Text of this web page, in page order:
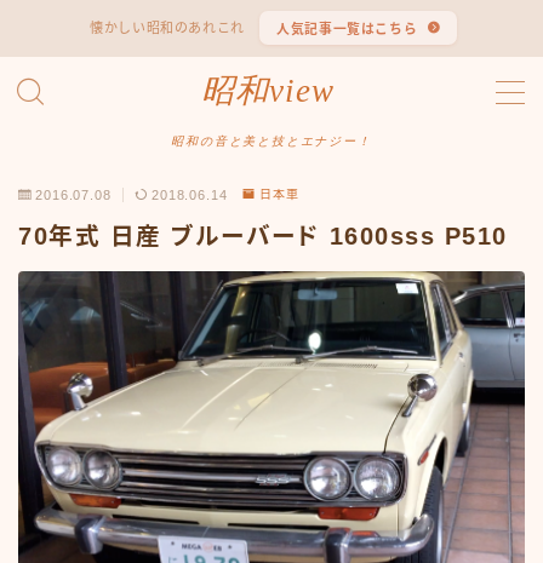
懐かしい昭和のあれこれ 人気記事一覧はこちら
昭和view
昭和の音と美と技とエナジー！
MENU
#2062 (タイトルなし)
#607 (タイトルなし)
#1118 (タイトルなし)
#3067 (タイトルなし)
#3568 (タイトルなし)
#4247 (タイトルなし)
#14723 (タイトルなし)
#14736 (タイトルなし)
#14772 (タイトルなし)
#14775 (タイトルなし)
#14862 (タイトルなし)
#14867 (タイトルなし)
#15107 (タイトルなし)
2016.07.08 2018.06.14 日本車
70年式 日産 ブルーバード 1600sss P510